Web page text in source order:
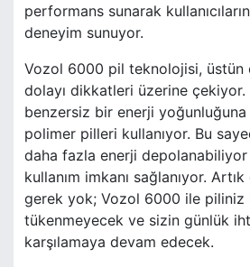
performans sunarak
deneyim sunuyor.
Vozol 6000 pil teknolojisi, üstün
dolayı dikkatleri üzerine
benzersiz bir enerji
polimer pilleri kullanıyor. Bu
daha fazla enerji
kullanım imkanı sağlanıyor.
gerek yok; Vozol 6000 ile piliniz
tükenmeyecek ve sizin günlük
karşılamaya devam edecek.